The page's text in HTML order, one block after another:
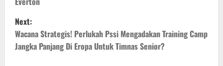
s
t
n
Next:
Wacana Strategis! Perlukah Pssi Mengadakan Training Camp
Jangka Panjang Di Eropa Untuk Timnas Senior?